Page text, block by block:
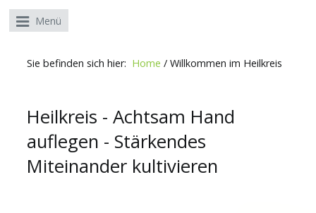
Menü
Sie befinden sich hier: Home / Willkommen im Heilkreis
Heilkreis - Achtsam Hand
auflegen - Stärkendes
Miteinander kultivieren